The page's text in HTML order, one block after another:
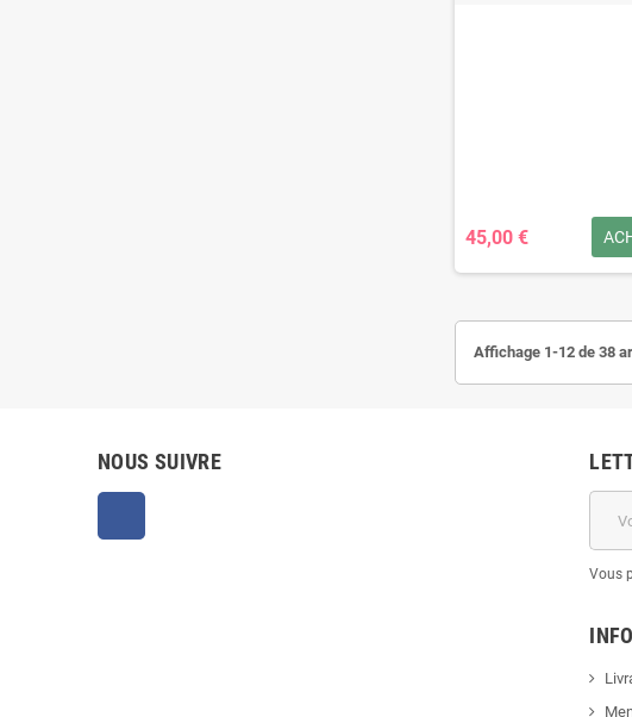
45,00 €
Affichage 1-12 de 38
NOUS SUIVRE
Vous